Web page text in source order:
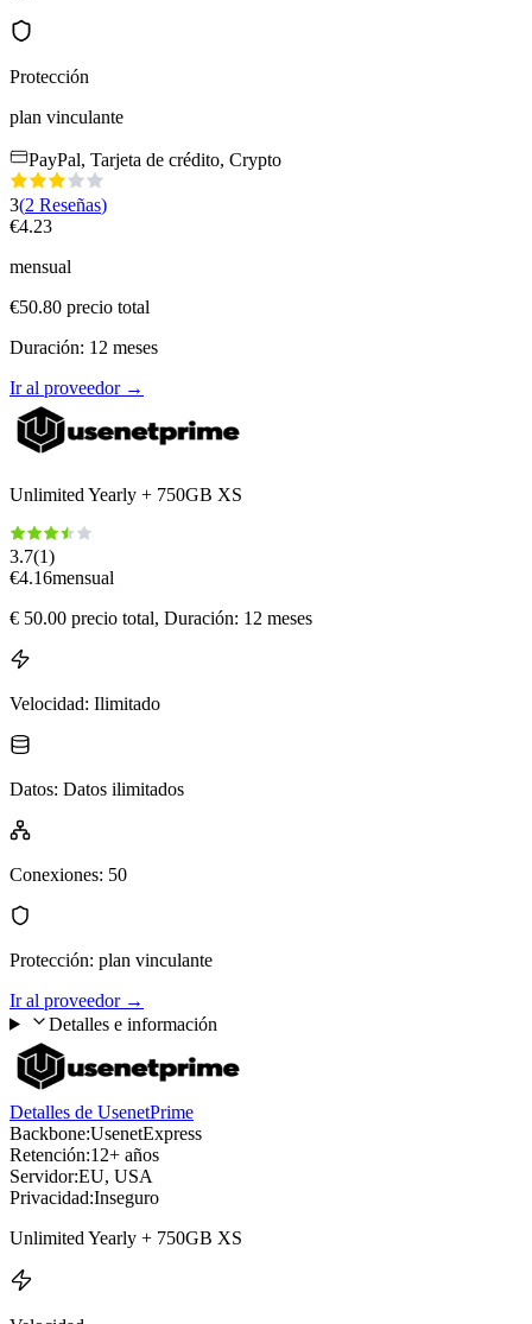
Protección
plan vinculante
PayPal, Tarjeta de crédito, Crypto
3(2 Reseñas)
€4.23
mensual
€50.80 precio total
Duración: 12 meses
Ir al proveedor→
Unlimited Yearly + 750GB XS
3.7(1)
€4.16mensual
€ 50.00 precio total, Duración: 12 meses
Velocidad: Ilimitado
Datos: Datos ilimitados
Conexiones: 50
Protección: plan vinculante
Ir al proveedor→
Detalles e información
Detalles de UsenetPrime
Backbone:UsenetExpress
Retención:12+ años
Servidor:EU, USA
Privacidad:Inseguro
Unlimited Yearly + 750GB XS